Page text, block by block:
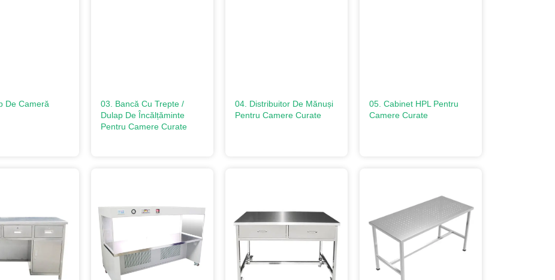
De Cameră
03. Bancă Cu Trepte /
Dulap De Încălțăminte
Pentru Camere Curate
04. Distribuitor De Mănuși
Pentru Camere Curate
05. Cabinet HPL Pentru
Camere Curate